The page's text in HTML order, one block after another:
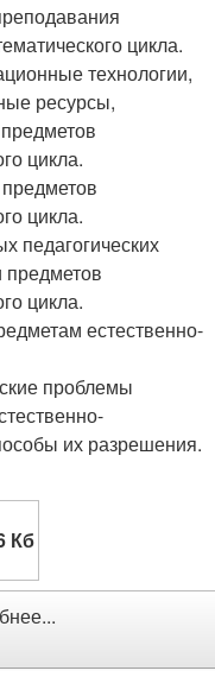
цикла.
технологии,
ресурсы,
цикла.
цикла.
педагогических
предметов
цикла.
естественно-
проблемы
их разрешения.
Кб